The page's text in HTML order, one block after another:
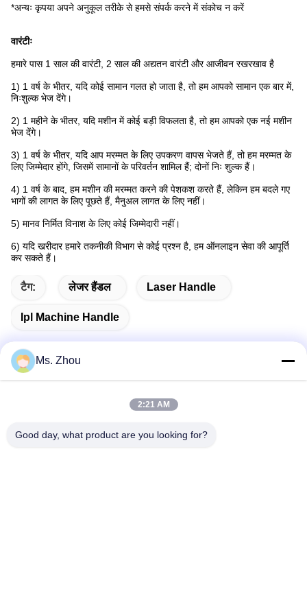
*अन्यः कृपया अपने अनुकूल तरीके से हमसे संपर्क करने में संकोच न करें
वारंटीः
हमारे पास 1 साल की वारंटी, 2 साल की अद्यतन वारंटी और आजीवन रखरखाव है
1) 1 वर्ष के भीतर, यदि कोई सामान गलत हो जाता है, तो हम आपको सामान एक बार में,
निःशुल्क भेज देंगे।
2) 1 महीने के भीतर, यदि मशीन में कोई बड़ी विफलता है, तो हम आपको एक नई मशीन
भेज देंगे।
3) 1 वर्ष के भीतर, यदि आप मरम्मत के लिए उपकरण वापस भेजते हैं, तो हम मरम्मत के
लिए जिम्मेदार होंगे, जिसमें सामानों के परिवर्तन शामिल हैं; दोनों निः शुल्क हैं।
4) 1 वर्ष के बाद, हम मशीन की मरम्मत करने की पेशकश करते हैं, लेकिन हम बदले गए
भागों की लागत के लिए पूछते हैं, मैनुअल लागत के लिए नहीं।
5) मानव निर्मित विनाश के लिए कोई जिम्मेदारी नहीं।
6) यदि खरीदार हमारे तकनीकी विभाग से कोई प्रश्न है, हम ऑनलाइन सेवा की आपूर्ति
कर सकते हैं।
टैग: लेजर हैंडल Laser Handle
Ipl Machine Handle
पता
Ms. Zhou
2:21 AM
Good day, what product are you looking for?